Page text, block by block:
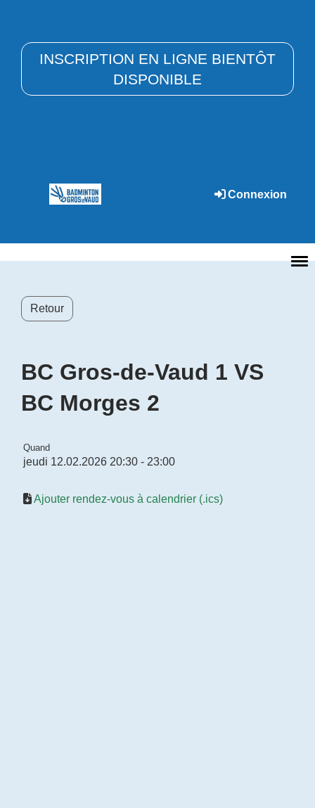
INSCRIPTION EN LIGNE BIENTÔT
DISPONIBLE
Connexion
Retour
BC Gros-de-Vaud 1 VS
BC Morges 2
Quand
jeudi 12.02.2026 20:30 - 23:00
Ajouter rendez-vous à calendrier (.ics)